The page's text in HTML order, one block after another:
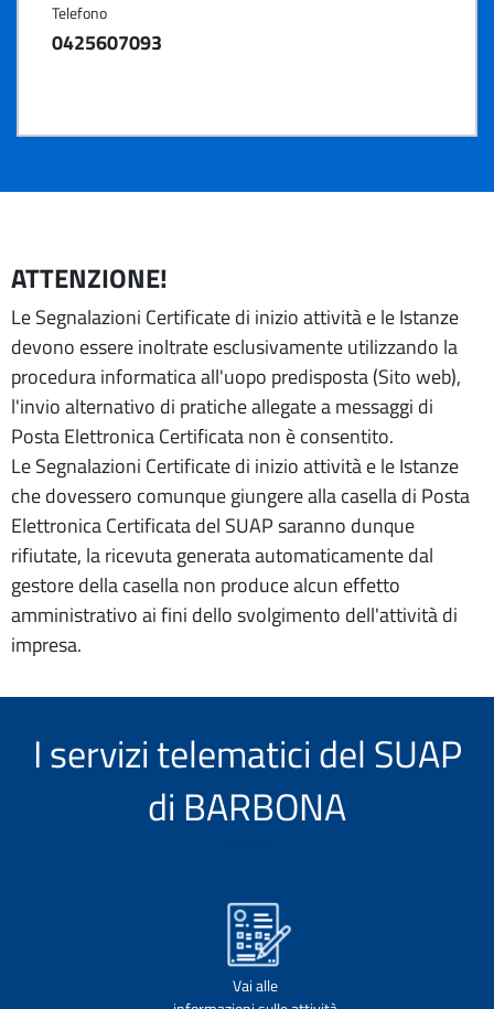
Telefono
0425607093
ATTENZIONE!
Le Segnalazioni Certificate di inizio attività e le Istanze
devono essere inoltrate esclusivamente utilizzando la
procedura informatica all'uopo predisposta (Sito web),
l'invio alternativo di pratiche allegate a messaggi di
Posta Elettronica Certificata non è consentito.
Le Segnalazioni Certificate di inizio attività e le Istanze
che dovessero comunque giungere alla casella di Posta
Elettronica Certificata del SUAP saranno dunque
rifiutate, la ricevuta generata automaticamente dal
gestore della casella non produce alcun effetto
amministrativo ai fini dello svolgimento dell'attività di
impresa.
I servizi telematici del SUAP
di BARBONA
Vai alle